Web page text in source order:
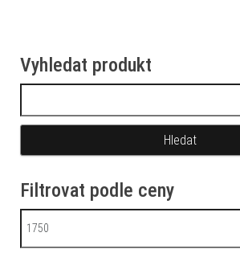
Vyhledat produkt
Filtrovat podle ceny
Minimální cena